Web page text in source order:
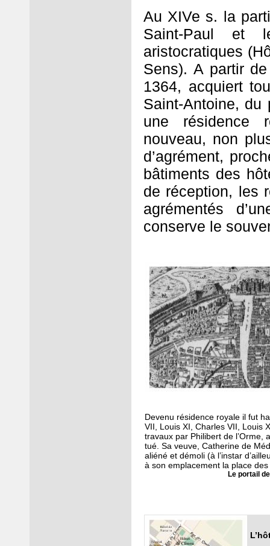
Au XIVe s. la
Saint-Paul et
aristocratiques
Sens). A partir
1364, acquiert
Saint-Antoine,
une résidence
nouveau, non
d’agrément,
bâtiments des
de réception, les
agrémentés
conserve le
Devenu résidence royale il fut
VII, Louis XI, Charles VII, Louis
travaux par Philibert de l’Orme,
tué. Sa veuve, Catherine de
aliéné et démoli (à l’instar
à son emplacement la place des
Le portail